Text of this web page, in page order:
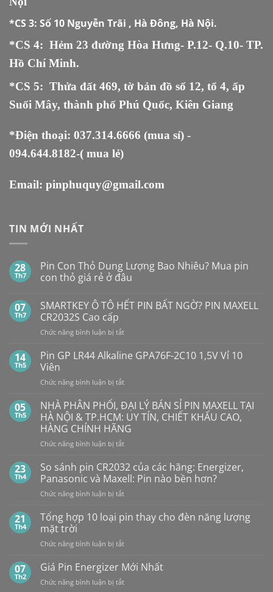
*CS 3: Số 10 Nguyễn Trãi , Hà Đông, Hà Nội.
*CS 4: Hẻm 23 đường Hòa Hưng- P.12- Q.10- TP.
Hồ Chí Minh.
*CS 5: Thửa đất 469, tờ bản đồ số 12, tổ 4, ấp
Suối Mây, thành phố Phú Quốc, Kiên Giang
*Điện thoại: 037.314.6666 (mua sỉ) -
094.644.8182-( mua lẻ)
Email: pinphuquy@gmail.com
TIN MỚI NHẤT
28
Th7
Pin Con Thỏ Dung Lượng Bao Nhiêu? Mua pin
con thỏ giá rẻ ở đâu
bình
luận
ở
Pin
Con
Dung
Lượng
Bao
Nhiêu?
Mua
con
thỏ
giá
rẻ
ở
đâu
07
Th7
SMARTKEY Ô TÔ HẾT PIN BẤT NGỜ? PIN MAXELL
CR2032S Cao cấp
Chức năng bình luận bị tắtở
Ô
PIN
NGỜ?
PIN
MAXELL
CR2032S Cao
cấp
14
Th5
Pin GP LR44 Alkaline GPA76F-2C10 1,5V Vỉ 10
Viên
Chức năng bình luận bị tắtở
GP
LR44
Alkaline
GPA76F-
2C10
Vỉ
10
Viên
05
Th5
NHÀ PHÂN PHỐI, ĐẠI LÝ BÁN SỈ PIN MAXELL TẠI
HÀ NỘI & TP.HCM: UY TÍN, CHIẾT KHẤU CAO,
HÀNG CHÍNH HÃNG
Chức năng bình luận bị tắtở
PHÂN
PHỐI,
ĐẠI
LÝ
SỈ
TẠI
NỘI
23
Th4
So sánh pin CR2032 của các hãng: Energizer,
Panasonic và Maxell: Pin nào bền hơn?
Chức năng bình luận bị tắtở
sánh
của
hãng:
Panasonic
21
Th4
Tổng hợp 10 loại pin thay cho đèn năng lượng
mặt trời
Chức năng bình luận bị tắtở
hợp
loại
07
Th2
Giá Pin Energizer Mới Nhất
Chức năng bình luận bị tắtở